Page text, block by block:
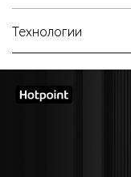
Технологии